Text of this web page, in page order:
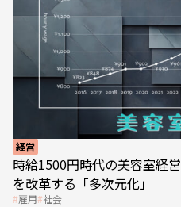
経営
時給1500円時代の美容室経
を改革する「多次元化」
雇用 社会